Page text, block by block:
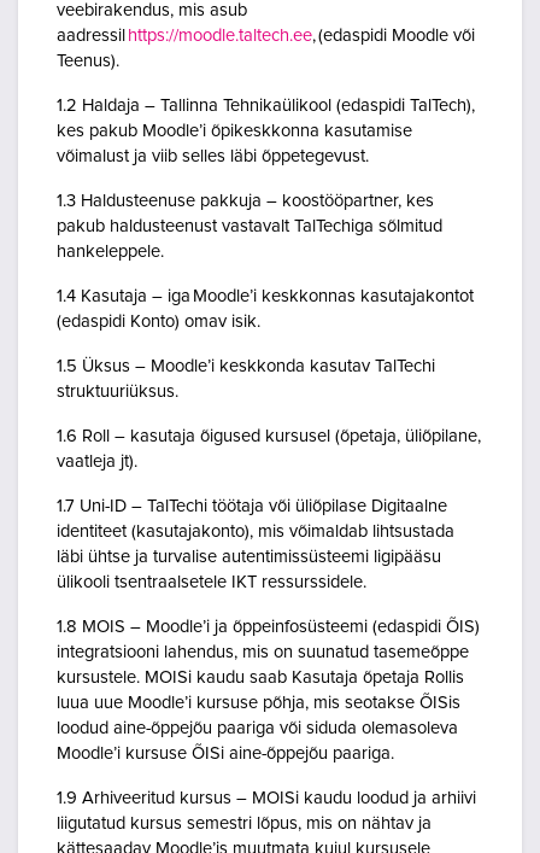
veebirakendus, mis asub
aadressil https://moodle.taltech.ee, (edaspidi Moodle või
Teenus).
1.2 Haldaja – Tallinna Tehnikaülikool (edaspidi TalTech),
kes pakub Moodle’i õpikeskkonna kasutamise
võimalust ja viib selles läbi õppetegevust.
1.3 Haldusteenuse pakkuja – koostööpartner, kes
pakub haldusteenust vastavalt TalTechiga sõlmitud
hankeleppele.
1.4 Kasutaja – iga Moodle’i keskkonnas kasutajakontot
(edaspidi Konto) omav isik.
1.5 Üksus – Moodle’i keskkonda kasutav TalTechi
struktuuriüksus.
1.6 Roll – kasutaja õigused kursusel (õpetaja, üliõpilane,
vaatleja jt).
1.7 Uni-ID – TalTechi töötaja või üliõpilase Digitaalne
identiteet (kasutajakonto), mis võimaldab lihtsustada
läbi ühtse ja turvalise autentimissüsteemi ligipääsu
ülikooli tsentraalsetele IKT ressurssidele.
1.8 MOIS – Moodle’i ja õppeinfosüsteemi (edaspidi ÕIS)
integratsiooni lahendus, mis on suunatud tasemeõppe
kursustele. MOISi kaudu saab Kasutaja õpetaja Rollis
luua uue Moodle’i kursuse põhja, mis seotakse ÕISis
loodud aine-õppejõu paariga või siduda olemasoleva
Moodle’i kursuse ÕISi aine-õppejõu paariga.
1.9 Arhiveeritud kursus – MOISi kaudu loodud ja arhiivi
liigutatud kursus semestri lõpus, mis on nähtav ja
kättesaadav Moodle’is muutmata kujul kursusele